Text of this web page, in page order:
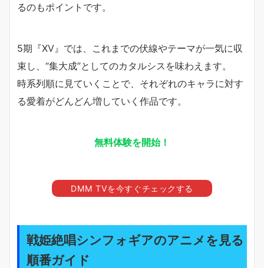
るのもポイントです。
5期『XV』では、これまでの伏線やテーマが一気に収
束し、“集大成”としてのカタルシスを味わえます。
時系列順に見ていくことで、それぞれのキャラに対す
る愛着がどんどん増していく作品です。
無料体験を開始！
DMM TVを今すぐチェックする
戦姫絶唱シンフォギアのアニメを見る
順番ガイド